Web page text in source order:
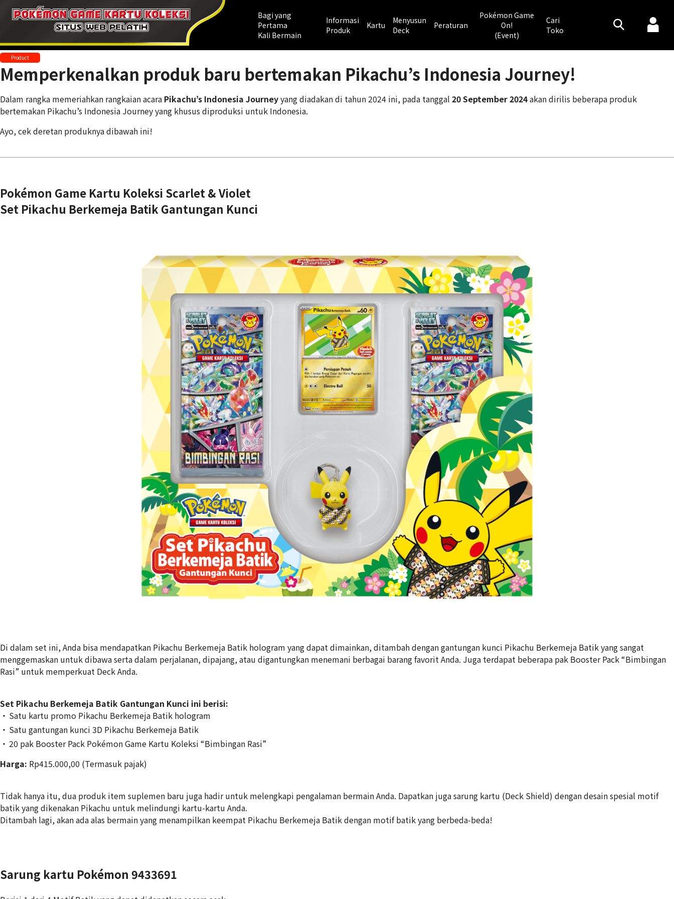
Bagi yang
Pertama
Kali Bermain
Informasi
Produk
Kartu
Menyusun
Deck
Peraturan
Pokémon Game
On!
(Event)
Cari
Toko
Product
Memperkenalkan produk baru bertemakan Pikachu’s Indonesia Journey!
Dalam rangka memeriahkan rangkaian acara Pikachu’s Indonesia Journeyyang diadakan di tahun 2024 ini, pada tanggal 20 September 2024akan dirilis beberapa produk
bertemakan Pikachu’s Indonesia Journey yang khusus diproduksi untuk Indonesia.
Ayo, cek deretan produknya dibawah ini!
Pokémon Game Kartu Koleksi Scarlet & Violet
Set Pikachu Berkemeja Batik Gantungan Kunci
Di dalam set ini, Anda bisa mendapatkan Pikachu Berkemeja Batik hologram yang dapat dimainkan, ditambah dengan gantungan kunci Pikachu Berkemeja Batik yang sangat
menggemaskan untuk dibawa serta dalam perjalanan, dipajang, atau digantungkan menemani berbagai barang favorit Anda. Juga terdapat beberapa pak Booster Pack “Bimbingan
Rasi” untuk memperkuat Deck Anda.
Set Pikachu Berkemeja Batik Gantungan Kunci ini berisi:
Satu kartu promo Pikachu Berkemeja Batik hologram
Satu gantungan kunci 3D Pikachu Berkemeja Batik
20 pak Booster Pack Pokémon Game Kartu Koleksi “Bimbingan Rasi”
Harga: Rp415.000,00 (Termasuk pajak)
Tidak hanya itu, dua produk item suplemen baru juga hadir untuk melengkapi pengalaman bermain Anda. Dapatkan juga sarung kartu (Deck Shield) dengan desain spesial motif
batik yang dikenakan Pikachu untuk melindungi kartu-kartu Anda.
Ditambah lagi, akan ada alas bermain yang menampilkan keempat Pikachu Berkemeja Batik dengan motif batik yang berbeda-beda!
Sarung kartu Pokémon 9433691